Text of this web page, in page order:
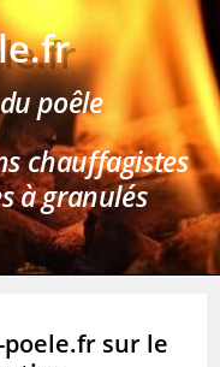
poêle
chauffagistes
à granulés
sur le